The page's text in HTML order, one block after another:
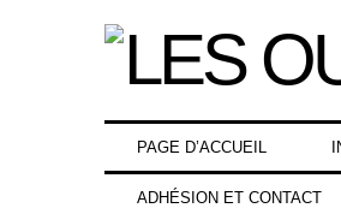
PAGE D’ACCUEIL
ADHÉSION ET CONTACT